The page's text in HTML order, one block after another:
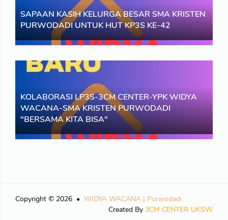
Read More
Berita 30 Mar 2024
SAPAAN KASIH KELURGA BESAR SMA KRISTEN
PURWODADI UNTUK HUT KP3S KE-42
SAPAAN KASIH KELURGA BESAR SMA KRISTEN
PURWODADI UNTUK HUT KP3S KE-42
Read More
KOLABORASI LP3S-3CM CENTER-YPK WIDYA
WACANA-SMA KRISTEN PURWODADI
"BERSAMA KITA BISA"
KITA BISA"
Copyright © 2026
WIDYA WACANA | Purwodadi
Created By 3CM CENTER UKSW